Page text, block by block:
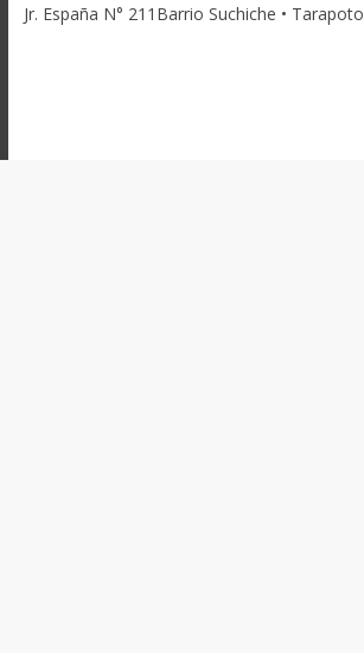
Jr. España N° 211Barrio Suchiche • Tarapoto